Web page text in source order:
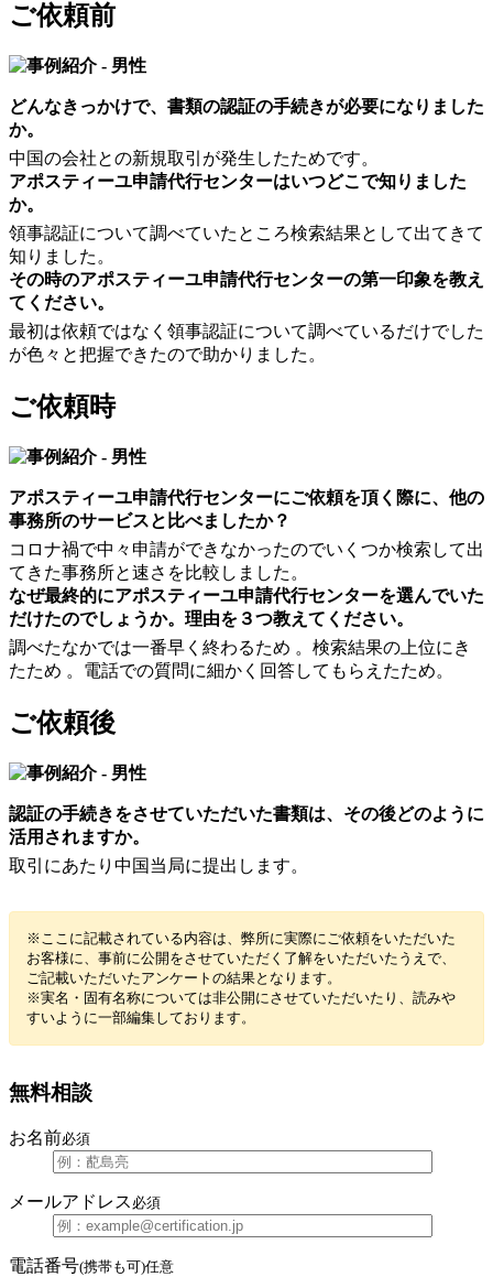
ご依頼前
どんなきっかけで、書類の認証の手続きが必要になりました
か。
中国の会社との新規取引が発生したためです。
アポスティーユ申請代行センターはいつどこで知りました
か。
領事認証について調べていたところ検索結果として出てきて
知りました。
その時のアポスティーユ申請代行センターの第一印象を教え
てください。
最初は依頼ではなく領事認証について調べているだけでした
が色々と把握できたので助かりました。
ご依頼時
アポスティーユ申請代行センターにご依頼を頂く際に、他の
事務所のサービスと比べましたか？
コロナ禍で中々申請ができなかったのでいくつか検索して出
てきた事務所と速さを比較しました。
なぜ最終的にアポスティーユ申請代行センターを選んでいた
だけたのでしょうか。理由を３つ教えてください。
調べたなかでは一番早く終わるため 。検索結果の上位にき
たため 。電話での質問に細かく回答してもらえたため。
ご依頼後
認証の手続きをさせていただいた書類は、その後どのように
活用されますか。
取引にあたり中国当局に提出します。
※ここに記載されている内容は、弊所に実際にご依頼をいただいた
お客様に、事前に公開をさせていただく了解をいただいたうえで、
ご記載いただいたアンケートの結果となります。
※実名・固有名称については非公開にさせていただいたり、読みや
すいように一部編集しております。
無料相談
お名前必須
メールアドレス 必須
電話番号(携帯も可)任意